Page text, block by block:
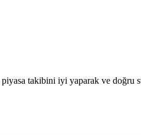
takibini iyi yaparak ve doğru